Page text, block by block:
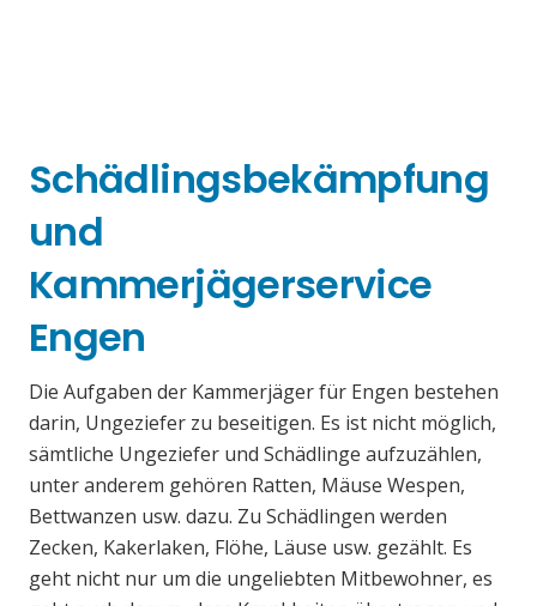
Schädlingsbekämpfung
und
Kammerjägerservice
Engen
Die Aufgaben der Kammerjäger für Engen bestehen
darin, Ungeziefer zu beseitigen. Es ist nicht möglich,
sämtliche Ungeziefer und Schädlinge aufzuzählen,
unter anderem gehören Ratten, Mäuse Wespen,
Bettwanzen usw. dazu. Zu Schädlingen werden
Zecken, Kakerlaken, Flöhe, Läuse usw. gezählt. Es
geht nicht nur um die ungeliebten Mitbewohner, es